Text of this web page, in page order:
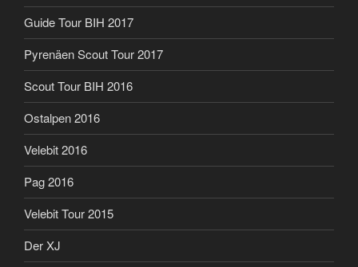
Guide Tour BIH 2017
Pyrenäen Scout Tour 2017
Scout Tour BIH 2016
Ostalpen 2016
Velebit 2016
Pag 2016
Velebit Tour 2015
Der XJ